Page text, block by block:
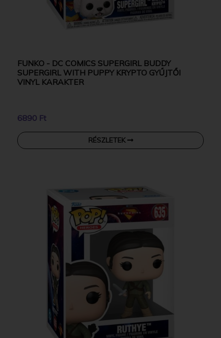
FUNKO - DC COMICS SUPERGIRL BUDDY
SUPERGIRL WITH PUPPY KRYPTO GYŰJTŐI
VINYL KARAKTER
6890 Ft
RÉSZLETEK